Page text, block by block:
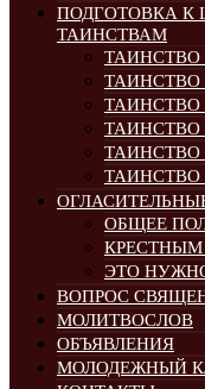
ПОДГОТОВКА К
ТАИНСТВАМ
ТАИНСТВО
ОБЩЕЕ
ЭТО
ВОПРОС
МОЛИТВОСЛОВ
ОБЪЯВЛЕНИЯ
МОЛОДЕЖНЫЙ